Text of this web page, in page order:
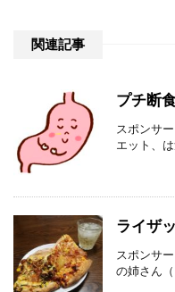
関連記事
プチ断
スポンサ
エット、
ライザ
スポンサ
の姉さん